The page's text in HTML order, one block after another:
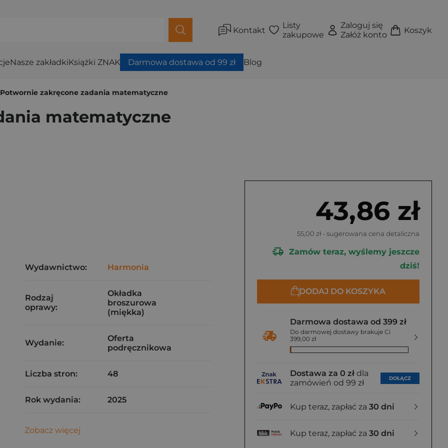
Kontakt
Listy
zakupowe
Zaloguj się
Załóż konto
Koszyk
Nasze zakładkiKsiążki ZNAK Darmowa dostawa od 99 zł Blog
Potwornie zakręcone zadania matematyczne
matematyczne
43,86 zł
55,00 zł - sugerowana cena detaliczna
Zamów teraz, wyślemy jeszcze
dziś!
DODAJ DO KOSZYKA
Darmowa dostawa od 399 zł
Do darmowej dostawy brakuje Ci
399,00 zł
Dostawa za 0 zł dla
zamówień od 99 zł
DOŁĄCZ
Kup teraz, zapłać za 30 dni
Kup teraz, zapłać za 30 dni
Wydawnictwo: Harmonia
Rodzaj
oprawy:
Okładka
broszurowa
(miękka)
Wydanie:
Oferta
podręcznikowa
Liczba stron: 48
Rok wydania: 2025
Zobacz więcej